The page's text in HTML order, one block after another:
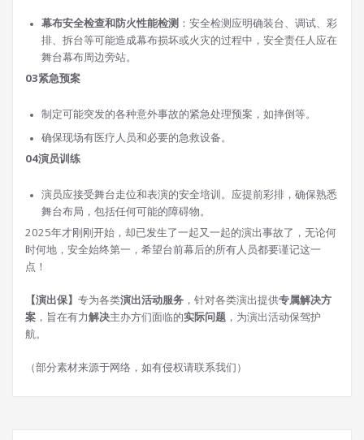
幕布安全检查和防火性能检测 ：安全检测应明确装台、调试、彩
排、拆台等可能造成幕布损坏或火灾的过程中，安全责任人应在
舞台幕布周边旁站。
03紧急预案
制定可能突发的各种意外事故的紧急处理预案，如摔倒等。
确保现场有医疗人员和必要的急救设备。
04演员训练
演员应接受舞台走位和表演的安全培训。应提前彩排，确保熟悉
舞台布局，包括任何可能的障碍物。
2025年才刚刚开始，却已发生了一起又一起的演出事故了，无论何
时何地，安全始终第一，希望台前幕后的所有人员都要谨记这一
点！
【演出保】 专为各类演出活动服务 ，针对各类演出提供专属解决方
案 ，旨在有力解决主办方们面临的实际问题 ，为演出活动保驾护
航。
（部分素材来源于网络，如有侵权请联系我们）